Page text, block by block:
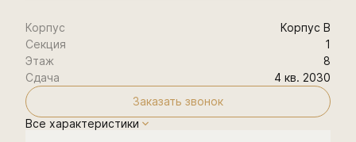
Корпус
Корпус В
Секция
1
Этаж
8
Сдача
4 кв. 2030
Заказать звонок
Все характеристики